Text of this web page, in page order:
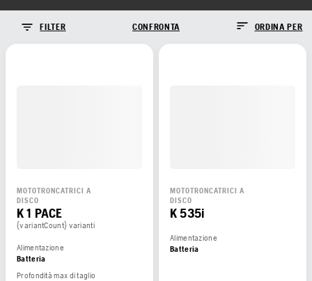
FILTER CONFRONTA ORDINA PER
MOTOTRONCATRICI A
DISCO
K 1 PACE
{variantCount} varianti
Alimentazione
Batteria
Profondità max di taglio
MOTOTRONCATRICI A
DISCO
K 535i
Alimentazione
Batteria